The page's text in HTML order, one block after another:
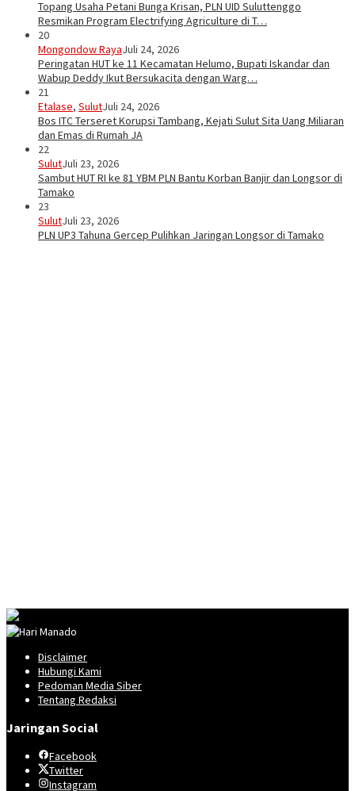
Topang Usaha Petani Bunga Krisan, PLN UID Suluttenggo
Resmikan Program Electrifying Agriculture di T…
20
Mongondow RayaJuli 24, 2026
Peringatan HUT ke 11 Kecamatan Helumo, Bupati Iskandar dan
Wabup Deddy Ikut Bersukacita dengan Warg…
21
Etalase, SulutJuli 24, 2026
Bos ITC Terseret Korupsi Tambang, Kejati Sulut Sita Uang Miliaran
dan Emas di Rumah JA
22
SulutJuli 23, 2026
Sambut HUT RI ke 81 YBM PLN Bantu Korban Banjir dan Longsor di
Tamako
23
SulutJuli 23, 2026
PLN UP3 Tahuna Gercep Pulihkan Jaringan Longsor di Tamako
Disclaimer
Hubungi Kami
Pedoman Media Siber
Tentang Redaksi
Jaringan Social
Facebook
Twitter
Instagram